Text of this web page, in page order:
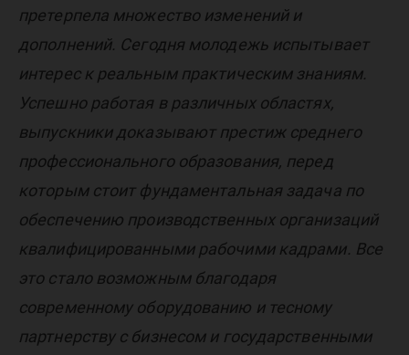
претерпела множество изменений и
дополнений. Сегодня молодежь испытывает
интерес к реальным практическим знаниям.
Успешно работая в различных областях,
выпускники доказывают престиж среднего
профессионального образования, перед
которым стоит фундаментальная задача по
обеспечению производственных организаций
квалифицированными рабочими кадрами. Все
это стало возможным благодаря
современному оборудованию и тесному
партнерству с бизнесом и государственными